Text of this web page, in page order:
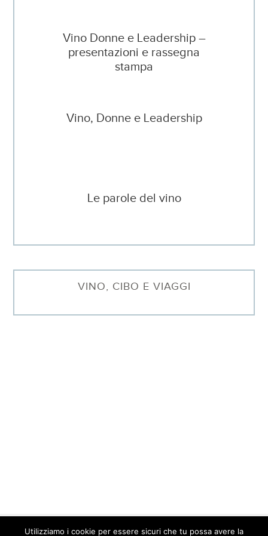
Vino Donne e Leadership –
presentazioni e rassegna
stampa
Vino, Donne e Leadership
Le parole del vino
VINO, CIBO E VIAGGI
© 2026 Barbara Sgarzi · P.IVA. 01577640095 ·Contatti·Privacy
Utilizziamo i cookie per essere sicuri che tu possa avere la